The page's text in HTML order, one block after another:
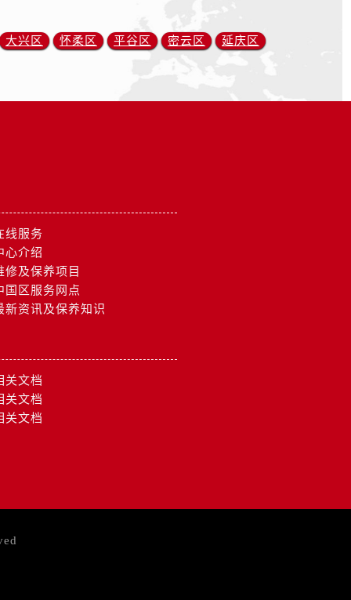
大兴区 怀柔区 平谷区 密云区 延庆区
线服务
心介绍
修及保养项目
国区服务网点
新资讯及保养知识
关文档
关文档
关文档